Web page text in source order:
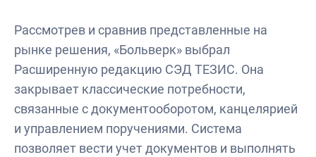
Рассмотрев и сравнив представленные на
рынке решения, «Больверк» выбрал
Расширенную редакцию СЭД ТЕЗИС. Она
закрывает классические потребности,
связанные с документооборотом, канцелярией
и управлением поручениями. Система
позволяет вести учет документов и выполнять